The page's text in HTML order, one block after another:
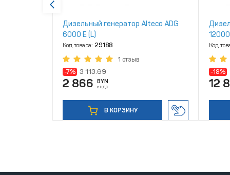
Дизельный генератор Alteco ADG
6000 Е (L)
Код товара: 29188
1 отзыв
-7% 3 113.69
2 866 BYN
с НДС
В КОРЗИНУ
Код
-18%
12